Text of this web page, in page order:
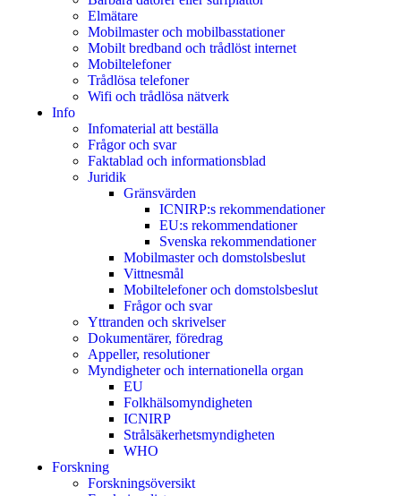
Elmätare
Mobilmaster och mobilbasstationer
Mobilt bredband och trådlöst internet
Mobiltelefoner
Trådlösa telefoner
Wifi och trådlösa nätverk
Info
Infomaterial att beställa
Frågor och svar
Faktablad och informationsblad
Juridik
Gränsvärden
ICNIRP:s rekommendationer
EU:s rekommendationer
Svenska rekommendationer
Mobilmaster och domstolsbeslut
Vittnesmål
Mobiltelefoner och domstolsbeslut
Frågor och svar
Yttranden och skrivelser
Dokumentärer, föredrag
Appeller, resolutioner
Myndigheter och internationella organ
EU
Folkhälsomyndigheten
ICNIRP
Strålsäkerhetsmyndigheten
WHO
Forskning
Forskningsöversikt